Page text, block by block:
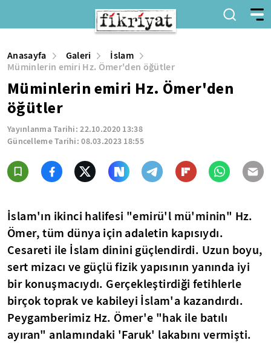
Anasayfa Galeri
İslam
Müminlerin emiri Hz. Ömer'den öğütler
Müminlerin emiri Hz. Ömer'den
öğütler
Yayınlanma Tarihi:22.10.2020 13:38
Güncelleme Tarihi:08.03.2023 18:55
İslam'ın ikinci halifesi "emirü'l mü'minin" Hz.
Ömer, tüm dünya için adaletin kapısıydı.
Cesareti ile İslam dinini güçlendirdi. Uzun boyu,
sert mizacı ve güçlü fizik yapısının yanında iyi
bir konuşmacıydı. Gerçekleştirdiği fetihlerle
birçok toprak ve kabileyi İslam'a kazandırdı.
Peygamberimiz Hz. Ömer'e "hak ile batılı
ayıran" anlamındaki 'Faruk' lakabını vermişti.